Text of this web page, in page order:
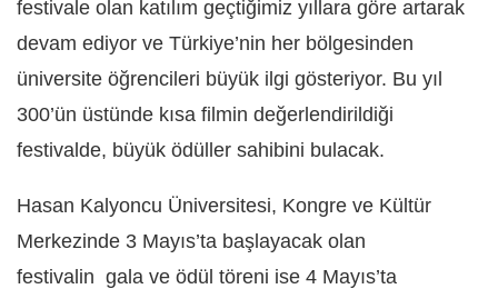
festivale olan katılım geçtiğimiz yıllara göre artarak
devam ediyor ve Türkiye’nin her bölgesinden
üniversite öğrencileri büyük ilgi gösteriyor. Bu yıl
300’ün üstünde kısa filmin değerlendirildiği
festivalde, büyük ödüller sahibini bulacak.
Hasan Kalyoncu Üniversitesi, Kongre ve Kültür
Merkezinde 3 Mayıs’ta başlayacak olan
festivalin gala ve ödül töreni ise 4 Mayıs’ta